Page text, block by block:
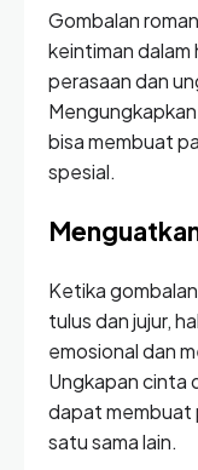
Gombalan
keintiman dalam
perasaan dan
bisa membuat
spesial.
Ketika
tulus dan jujur,
emosional dan
Ungkapan cinta
dapat membuat
satu sama lain.